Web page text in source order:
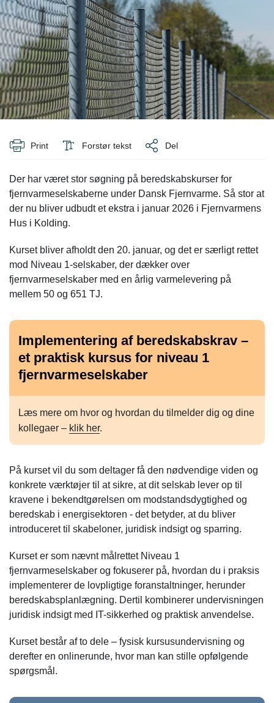
Print Forstør tekst Del
Der har været stor søgning på beredskabskurser for
fjernvarmeselskaberne under Dansk Fjernvarme. Så stor at
der nu bliver udbudt et ekstra i januar 2026 i Fjernvarmens
Hus i Kolding.
Kurset bliver afholdt den 20. januar, og det er særligt rettet
mod Niveau 1-selskaber, der dækker over
fjernvarmeselskaber med en årlig varmelevering på
mellem 50 og 651 TJ.
Implementering af beredskabskrav –
et praktisk kursus for niveau 1
fjernvarmeselskaber
Læs mere om hvor og hvordan du tilmelder dig og dine
kollegaer – klik her.
På kurset vil du som deltager få den nødvendige viden og
konkrete værktøjer til at sikre, at dit selskab lever op til
kravene i bekendtgørelsen om modstandsdygtighed og
beredskab i energisektoren - det betyder, at du bliver
introduceret til skabeloner, juridisk indsigt og sparring.
Kurset er som nævnt målrettet Niveau 1
fjernvarmeselskaber og fokuserer på, hvordan du i praksis
implementerer de lovpligtige foranstaltninger, herunder
beredskabsplanlægning. Dertil kombinerer undervisningen
juridisk indsigt med IT-sikkerhed og praktisk anvendelse.
Kurset består af to dele – fysisk kursusundervisning og
derefter en onlinerunde, hvor man kan stille opfølgende
spørgsmål.